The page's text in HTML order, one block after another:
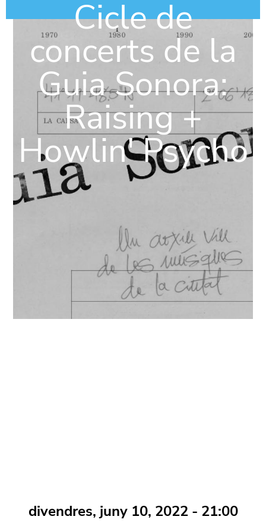
Cicle de
concerts de la
Guia Sonora:
Raising +
Howlin' Psycho
divendres, juny 10, 2022 - 21:00